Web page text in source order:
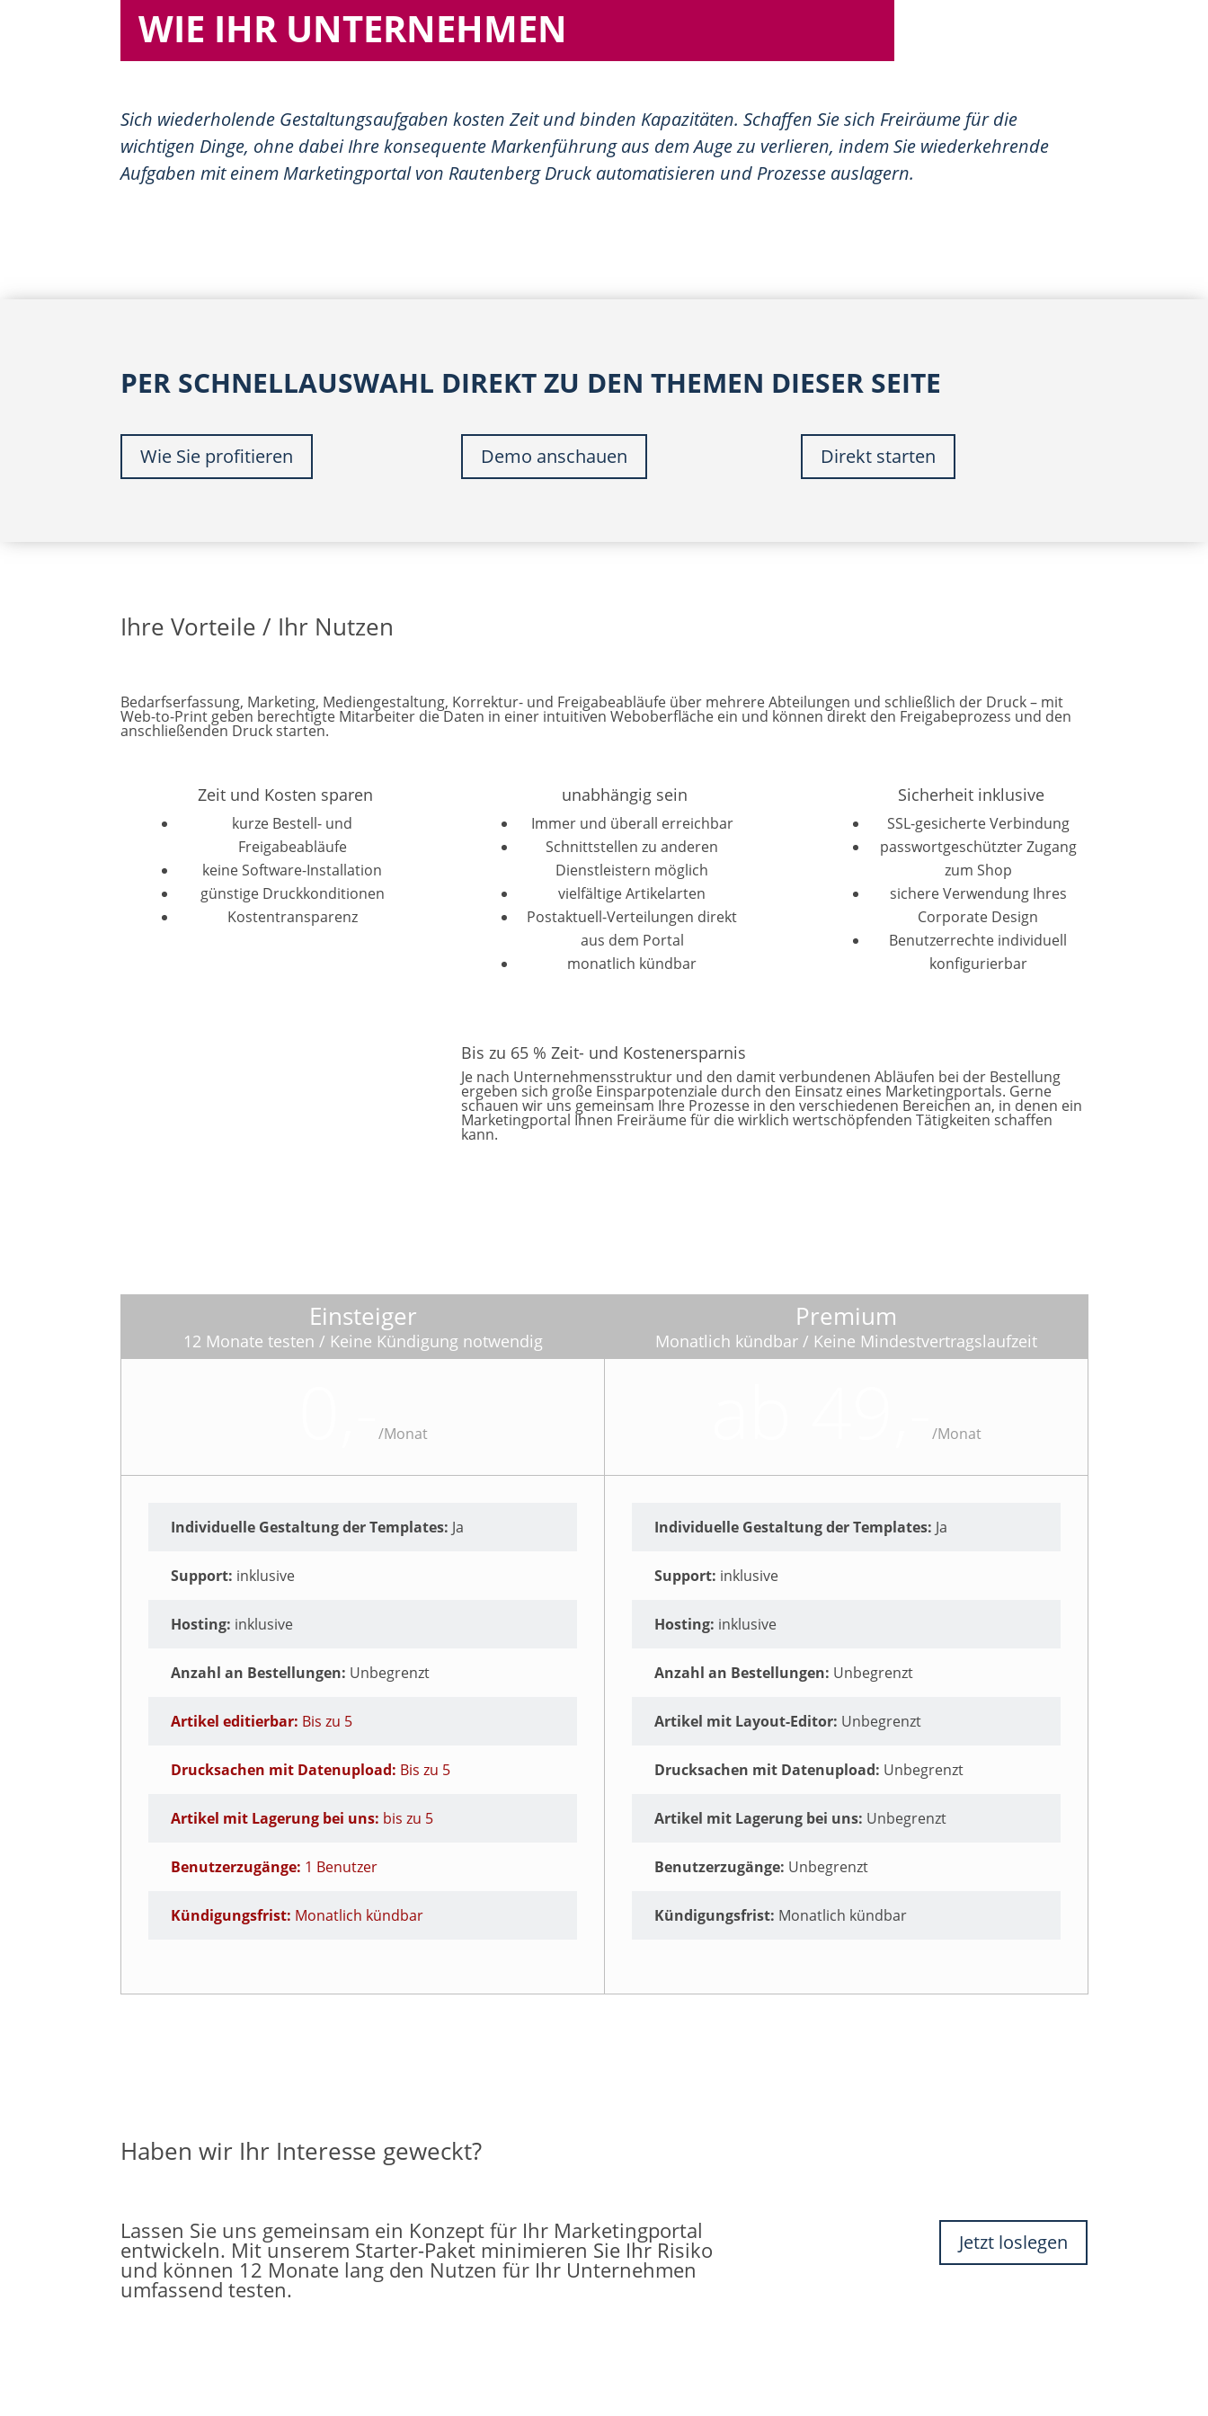
WIE IHR UNTERNEHMEN
Sich wiederholende Gestaltungsaufgaben kosten Zeit und binden Kapazitäten. Schaffen Sie sich Freiräume für die
wichtigen Dinge, ohne dabei Ihre konsequente Markenführung aus dem Auge zu verlieren, indem Sie wiederkehrende
Aufgaben mit einem Marketingportal von Rautenberg Druck automatisieren und Prozesse auslagern.
PER SCHNELLAUSWAHL DIREKT ZU DEN THEMEN DIESER SEITE
Wie Sie profitieren Demo anschauen Direkt starten
Ihre Vorteile / Ihr Nutzen
Bedarfserfassung, Marketing, Mediengestaltung, Korrektur- und Freigabeabläufe über mehrere Abteilungen und schließlich der Druck – mit
Web-to-Print geben berechtigte Mitarbeiter die Daten in einer intuitiven Weboberfläche ein und können direkt den Freigabeprozess und den
anschließenden Druck starten.
Zeit und Kosten sparen
kurze Bestell- und
Freigabeabläufe
keine Software-Installation
günstige Druckkonditionen
Kostentransparenz
unabhängig sein
Immer und überall erreichbar
Schnittstellen zu anderen
Dienstleistern möglich
vielfältige Artikelarten
Postaktuell-Verteilungen direkt
aus dem Portal
monatlich kündbar
Sicherheit inklusive
SSL-gesicherte Verbindung
passwortgeschützter Zugang
zum Shop
sichere Verwendung Ihres
Corporate Design
Benutzerrechte individuell
konfigurierbar
Bis zu 65 % Zeit- und Kostenersparnis
Je nach Unternehmensstruktur und den damit verbundenen Abläufen bei der Bestellung
ergeben sich große Einsparpotenziale durch den Einsatz eines Marketingportals. Gerne
schauen wir uns gemeinsam Ihre Prozesse in den verschiedenen Bereichen an, in denen ein
Marketingportal Ihnen Freiräume für die wirklich wertschöpfenden Tätigkeiten schaffen
kann.
Einsteiger
12 Monate testen / Keine Kündigung notwendig
/Monat
Individuelle Gestaltung der Templates: Ja
Support: inklusive
Hosting: inklusive
Anzahl an Bestellungen: Unbegrenzt
Artikel editierbar: Bis zu 5
Drucksachen mit Datenupload: Bis zu 5
Artikel mit Lagerung bei uns: bis zu 5
Benutzerzugänge: 1 Benutzer
Kündigungsfrist: Monatlich kündbar
Premium
Monatlich kündbar / Keine Mindestvertragslaufzeit
/Monat
Individuelle Gestaltung der Templates: Ja
Support: inklusive
Hosting: inklusive
Anzahl an Bestellungen: Unbegrenzt
Artikel mit Layout-Editor: Unbegrenzt
Drucksachen mit Datenupload: Unbegrenzt
Artikel mit Lagerung bei uns: Unbegrenzt
Benutzerzugänge: Unbegrenzt
Kündigungsfrist: Monatlich kündbar
Haben wir Ihr Interesse geweckt?
Lassen Sie uns gemeinsam ein Konzept für Ihr Marketingportal
entwickeln. Mit unserem Starter-Paket minimieren Sie Ihr Risiko
und können 12 Monate lang den Nutzen für Ihr Unternehmen
umfassend testen.
Jetzt loslegen